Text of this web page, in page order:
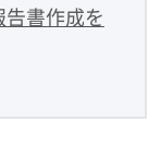
書作成を